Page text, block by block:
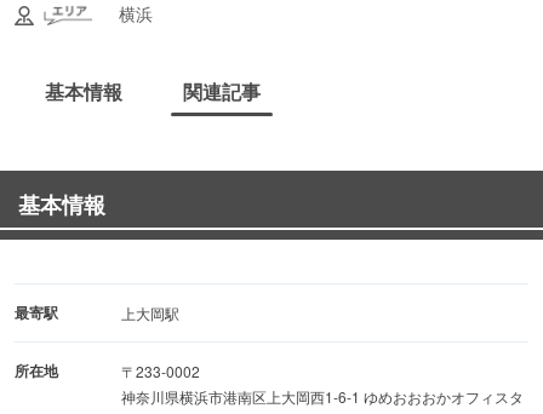
横浜
基本情報 関連記事
基本情報
最寄駅 上大岡駅
所在地
〒233-0002
神奈川県横浜市港南区上大岡西1-6-1 ゆめおおおかオフィスタ